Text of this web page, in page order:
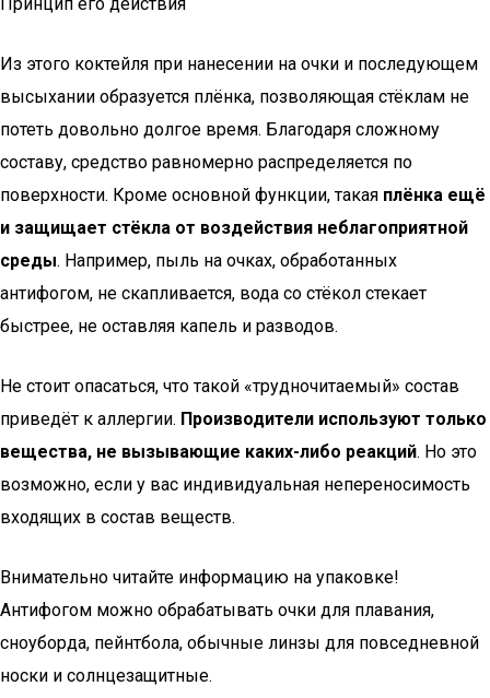
Из этого коктейля при нанесении на очки и последующем
высыхании образуется плёнка, позволяющая стёклам не
потеть довольно долгое время. Благодаря сложному
составу, средство равномерно распределяется по
поверхности. Кроме основной функции, такая плёнка ещё
и защищает стёкла от воздействия неблагоприятной
среды. Например, пыль на очках, обработанных
антифогом, не скапливается, вода со стёкол стекает
быстрее, не оставляя капель и разводов.
Не стоит опасаться, что такой «трудночитаемый» состав
приведёт к аллергии. Производители используют только
вещества, не вызывающие каких-либо реакций. Но это
возможно, если у вас индивидуальная непереносимость
входящих в состав веществ.
Внимательно читайте информацию на упаковке!
Антифогом можно обрабатывать очки для плавания,
сноуборда, пейнтбола, обычные линзы для повседневной
носки и солнцезащитные.